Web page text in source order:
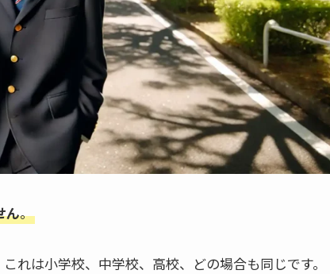
ん。
れは小学校、中学校、高校、どの場合も同じです。